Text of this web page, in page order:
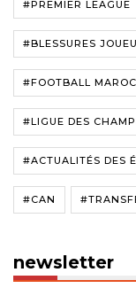
#PREMIER LEAGUE
#BLESSURES
#FOOTBALL
#LIGUE DES
#ACTUALITÉS DES
#CAN
newsletter